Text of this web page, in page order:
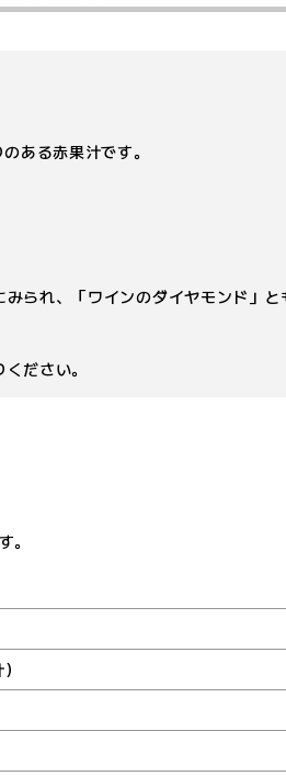
ある赤果汁です。
られ、「ワインのダイヤモンド」と
ださい。
。